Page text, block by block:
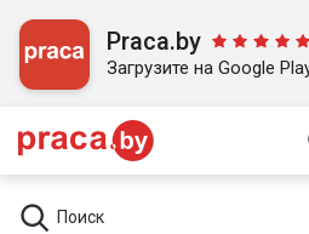
Praca.by
Загрузите на Google
Поиск